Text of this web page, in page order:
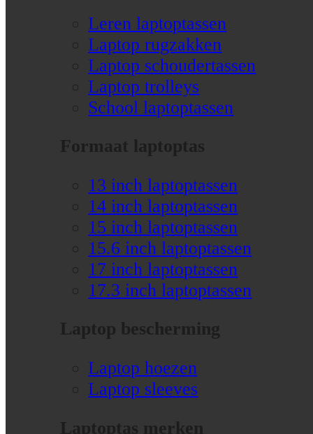
Leren laptoptassen
Laptop rugzakken
Laptop schoudertassen
Laptop trolleys
School laptoptassen
Formaat laptoptas
13 inch laptoptassen
14 inch laptoptassen
15 inch laptoptassen
15.6 inch laptoptassen
17 inch laptoptassen
17.3 inch laptoptassen
Laptop bescherming
Laptop hoezen
Laptop sleeves
Laptoptas merken